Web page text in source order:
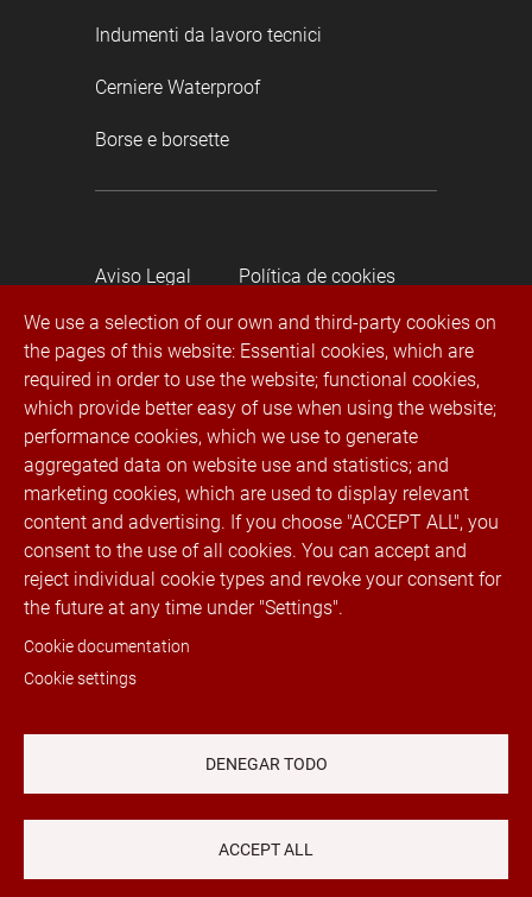
Indumenti da lavoro tecnici
Cerniere Waterproof
Borse e borsette
Aviso Legal Política de cookies
Política de privacidad
Canal de denuncias
® 2022 Rubí Trimmings. Todos los derechos
reservados
Telefono:+34 936 023 100Fax. +34 936 023
131 · E-mail: info@cremallerasrubi.com
Indirizzo: Luxemburg, 11, 08191 Rubí
(Barcellona), Spagna · Servizio clienti: dalle
Redes sociales
We use a selection of our own and third-party cookies on
the pages of this website: Essential cookies, which are
required in order to use the website; functional cookies,
which provide better easy of use when using the website;
performance cookies, which we use to generate
aggregated data on website use and statistics; and
marketing cookies, which are used to display relevant
content and advertising. If you choose "ACCEPT ALL", you
consent to the use of all cookies. You can accept and
reject individual cookie types and revoke your consent for
the future at any time under "Settings".
Cookie documentation
Cookie settings
DENEGAR TODO
ACCEPT ALL